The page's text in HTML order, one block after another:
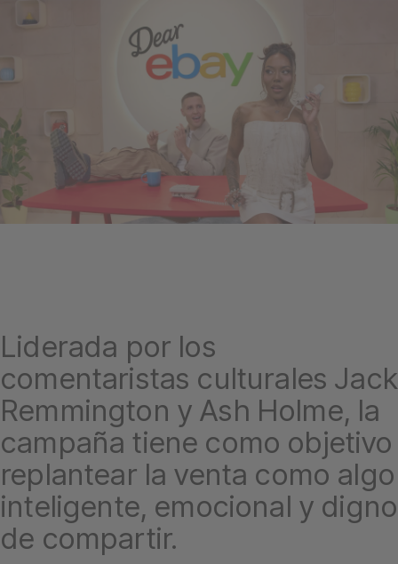
Liderada por los
comentaristas culturales Jack
Remmington y Ash Holme, la
campaña tiene como objetivo
replantear la venta como algo
inteligente, emocional y digno
de compartir.